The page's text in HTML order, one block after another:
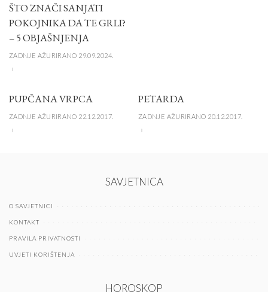
ŠTO ZNAČI SANJATI
POKOJNIKA DA TE GRLI?
– 5 OBJAŠNJENJA
ZADNJE AŽURIRANO 29.09.2024.
PUPČANA VRPCA
ZADNJE AŽURIRANO 22.12.2017.
PETARDA
ZADNJE AŽURIRANO 20.12.2017.
SAVJETNICA
O SAVJETNICI
KONTAKT
PRAVILA PRIVATNOSTI
UVJETI KORIŠTENJA
HOROSKOP